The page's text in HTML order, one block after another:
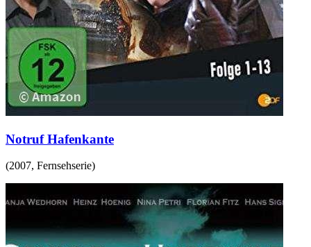
Notruf Hafenkante
(2007, Fernsehserie)